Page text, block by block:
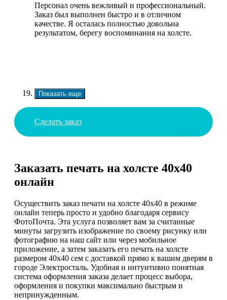
Персонал очень вежливый и профессиональный.
Заказ был выполнен быстро и в отличном
качестве. Я осталась полностью довольна
результатом, берегу воспоминания на холсте.
Показать еще
Сделать заказ
Заказать печать на холсте 40х40
онлайн
Осуществить заказ печати на холсте 40х40 в режиме
онлайн теперь просто и удобно благодаря сервису
ФотоПочта. Эта услуга позволяет вам за считанные
минуты загрузить изображение по своему рисунку или
фотографию на наш сайт или через мобильное
приложение, а затем заказать его печать на холсте
размером 40х40 сем с доставкой прямо к вашим дверям в
городе Электросталь. Удобная и интуитивно понятная
система оформления заказа делает процесс выбора,
оформления и покупки максимально быстрым и
непринужденным.